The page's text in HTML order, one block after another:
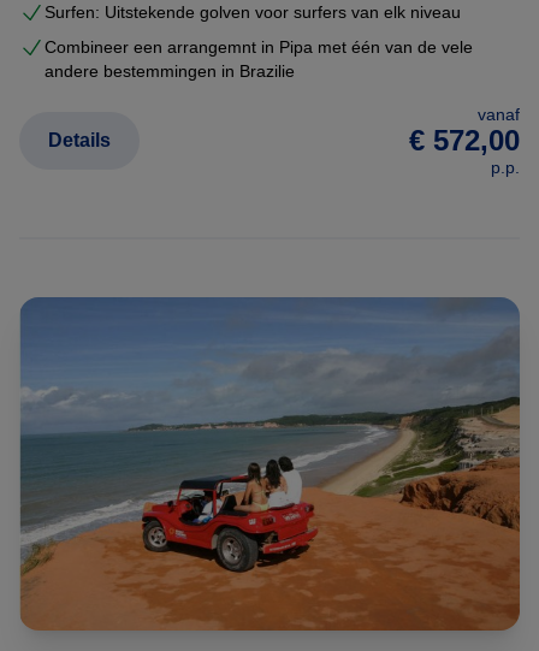
Surfen: Uitstekende golven voor surfers van elk niveau
Combineer een arrangemnt in Pipa met één van de vele
andere bestemmingen in Brazilie
vanaf
€ 572,00
p.p.
Details